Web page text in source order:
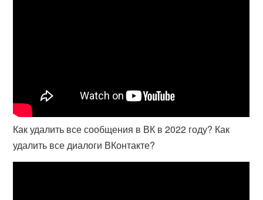
Как удалить все сообщения в ВК в 2022 году? Как
удалить все диалоги ВКонтакте?